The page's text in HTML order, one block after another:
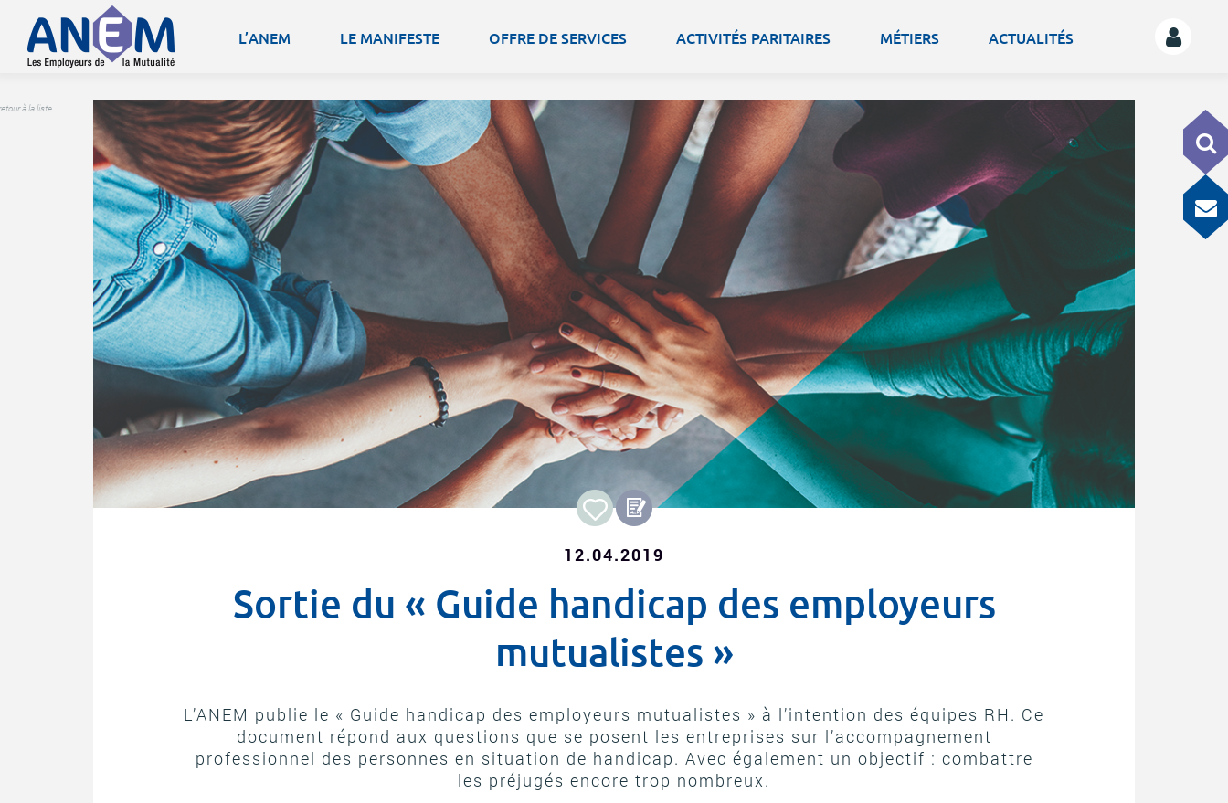
L’ANEM LE MANIFESTE OFFRE DE SERVICES ACTIVITÉS PARITAIRES MÉTIERS ACTUALITÉS
à la liste
12.04.2019
Sortie du « Guide handicap des employeurs
mutualistes »
L’ANEM publie le « Guide handicap des employeurs mutualistes » à l’intention des équipes RH. Ce
document répond aux questions que se posent les entreprises sur l’accompagnement
professionnel des personnes en situation de handicap. Avec également un objectif : combattre
les préjugés encore trop nombreux.